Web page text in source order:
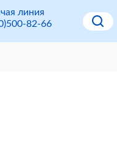
линия
82-66